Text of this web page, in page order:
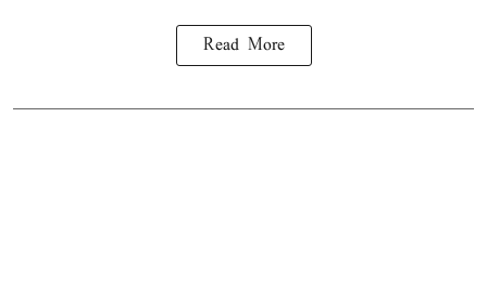
Read More